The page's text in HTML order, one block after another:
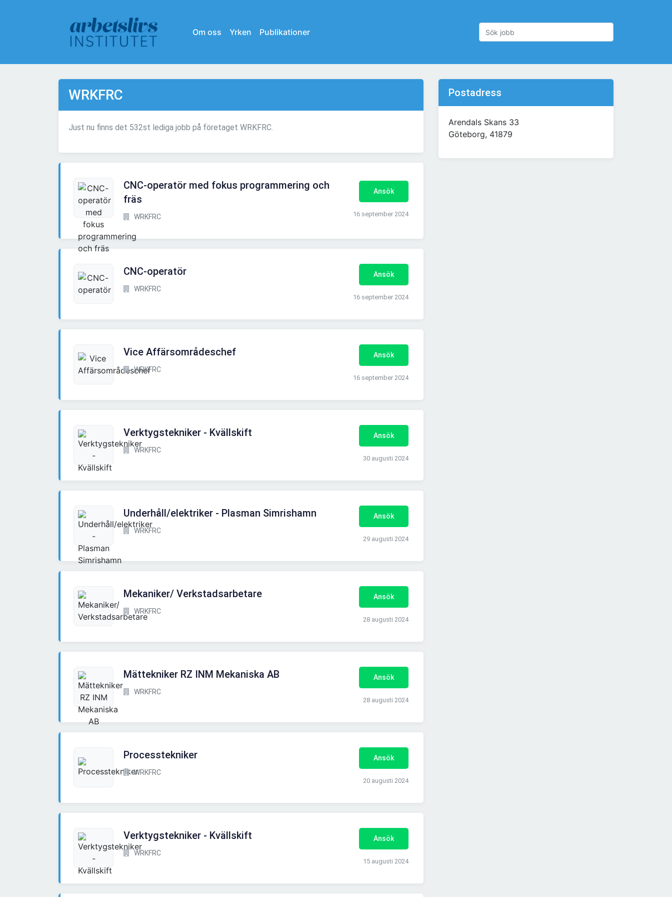
Om oss Yrken Publikationer
WRKFRC
Just nu finns det 532st lediga jobb på företaget WRKFRC.
CNC-operatör med fokus programmering och
fräs
WRKFRC
Ansök
16 september 2024
CNC-operatör
WRKFRC
Ansök
16 september 2024
Vice Affärsområdeschef
WRKFRC
Ansök
16 september 2024
Verktygstekniker - Kvällskift
WRKFRC
Ansök
30 augusti 2024
Underhåll/elektriker - Plasman Simrishamn
WRKFRC
Ansök
29 augusti 2024
Mekaniker/ Verkstadsarbetare
WRKFRC
Ansök
28 augusti 2024
Mättekniker RZ INM Mekaniska AB
WRKFRC
Ansök
28 augusti 2024
Processtekniker
WRKFRC
Ansök
20 augusti 2024
Verktygstekniker - Kvällskift
WRKFRC
Ansök
15 augusti 2024
Postadress
Arendals Skans 33
Göteborg, 41879